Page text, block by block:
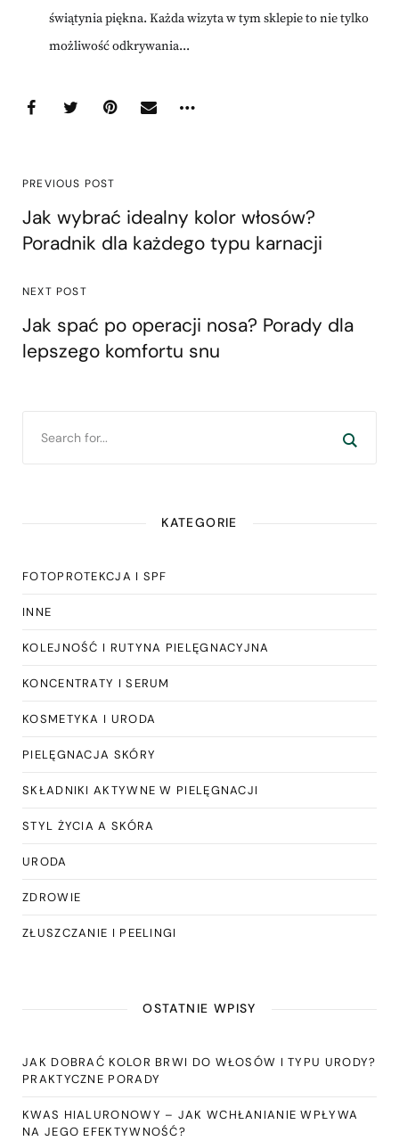
świątynia piękna. Każda wizyta w tym sklepie to nie tylko
możliwość odkrywania...
PREVIOUS POST
Jak wybrać idealny kolor włosów?
Poradnik dla każdego typu karnacji
NEXT POST
Jak spać po operacji nosa? Porady dla
lepszego komfortu snu
KATEGORIE
FOTOPROTEKCJA I SPF
INNE
KOLEJNOŚĆ I RUTYNA PIELĘGNACYJNA
KONCENTRATY I SERUM
KOSMETYKA I URODA
PIELĘGNACJA SKÓRY
SKŁADNIKI AKTYWNE W PIELĘGNACJI
STYL ŻYCIA A SKÓRA
URODA
ZDROWIE
ZŁUSZCZANIE I PEELINGI
OSTATNIE WPISY
JAK DOBRAĆ KOLOR BRWI DO WŁOSÓW I TYPU URODY?
PRAKTYCZNE PORADY
KWAS HIALURONOWY – JAK WCHŁANIANIE WPŁYWA
NA JEGO EFEKTYWNOŚĆ?